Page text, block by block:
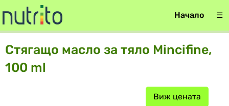
Начало ☰
Стягащо масло за тяло Mincifine,
100 ml
Виж цената